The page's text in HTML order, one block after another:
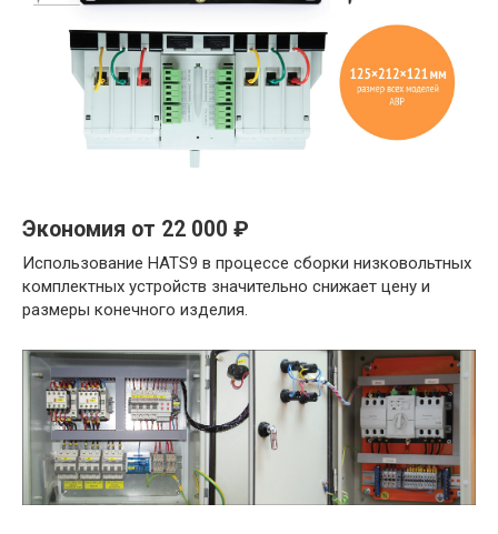
Экономия от 22 000 ₽
Использование HATS9 в процессе сборки низковольтных
комплектных устройств значительно снижает цену и
размеры конечного изделия.